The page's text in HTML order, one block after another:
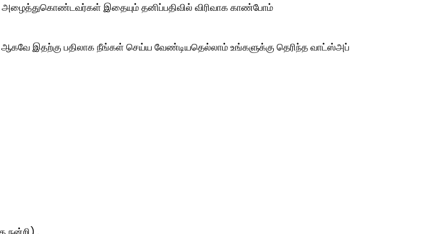
இதையும் தனிப்பதிவில் விரிவாக காண்போம்
ஆகவே இதற்கு பதிலாக நீங்கள் செய்ய வேண்டியதெல்லாம் உங்களுக்கு தெரிந்த வாட்ஸ்அப்